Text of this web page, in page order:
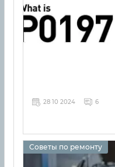
28 10 2024 6
Советы по ремонту